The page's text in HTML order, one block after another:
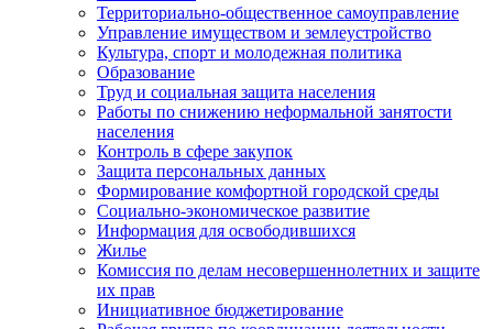
Территориально-общественное самоуправление
Управление имуществом и землеустройство
Культура, спорт и молодежная политика
Образование
Труд и социальная защита населения
Работы по снижению неформальной занятости
населения
Контроль в сфере закупок
Защита персональных данных
Формирование комфортной городской среды
Социально-экономическое развитие
Информация для освободившихся
Жилье
Комиссия по делам несовершеннолетних и защите
их прав
Инициативное бюджетирование